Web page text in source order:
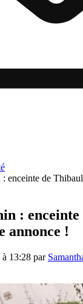
enceinte de
:
annonce !
13:28 par